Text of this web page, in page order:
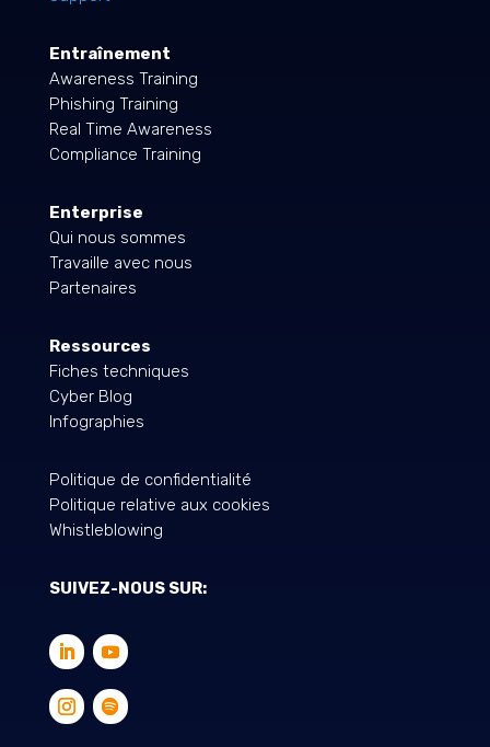
Entraînement
Awareness Training
Phishing Training
Real Time Awareness
Compliance Training
Enterprise
Qui nous sommes
Travaille avec nous
Partenaires
Ressources
Fiches techniques
Cyber Blog
Infographies
Politique de confidentialité
Politique relative aux cookies
Whistleblowing
SUIVEZ-NOUS SUR: